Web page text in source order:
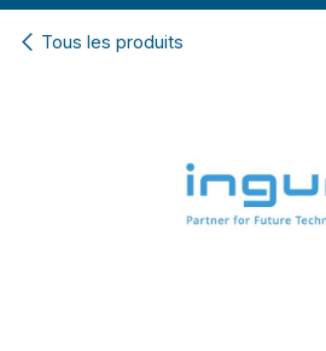
Tous les produits